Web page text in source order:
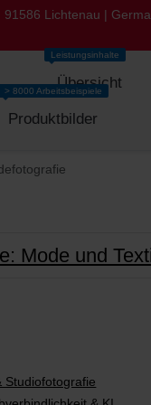
Lichtenau |
Übersicht
Leistungsinhalte
Produktbilder
> 8000 Arbeitsbeispiele
Mode und
Studiofotografie